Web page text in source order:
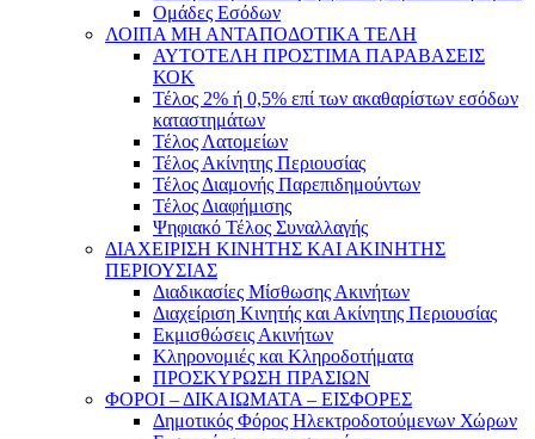
Ομάδες Εσόδων
ΛΟΙΠΑ ΜΗ ΑΝΤΑΠΟΔΟΤΙΚΑ ΤΕΛΗ
ΑΥΤΟΤΕΛΗ ΠΡΟΣΤΙΜΑ ΠΑΡΑΒΑΣΕΙΣ
ΚΟΚ
Τέλος 2% ή 0,5% επί των ακαθαρίστων εσόδων
καταστημάτων
Τέλος Λατομείων
Τέλος Ακίνητης Περιουσίας
Τέλος Διαμονής Παρεπιδημούντων
Τέλος Διαφήμισης
Ψηφιακό Τέλος Συναλλαγής
ΔΙΑΧΕΙΡΙΣΗ ΚΙΝΗΤΗΣ ΚΑΙ ΑΚΙΝΗΤΗΣ
ΠΕΡΙΟΥΣΙΑΣ
Διαδικασίες Μίσθωσης Ακινήτων
Διαχείριση Κινητής και Ακίνητης Περιουσίας
Εκμισθώσεις Ακινήτων
Κληρονομιές και Κληροδοτήματα
ΠΡΟΣΚΥΡΩΣΗ ΠΡΑΣΙΩΝ
ΦΟΡΟΙ – ΔΙΚΑΙΩΜΑΤΑ – ΕΙΣΦΟΡΕΣ
Δημοτικός Φόρος Ηλεκτροδοτούμενων Χώρων